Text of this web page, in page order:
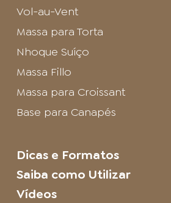
Vol-au-Vent
Massa para Torta
Nhoque Suíço
Massa Fillo
Massa para Croissant
Base para Canapés
Dicas e Formatos
Saiba como Utilizar
Vídeos